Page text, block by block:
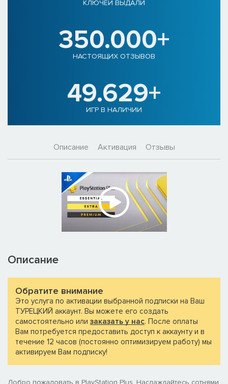
КЛЮЧЕЙ ВЫДАЛИ
350.000+
НАСТОЯЩИХ ОТЗЫВОВ
49.629+
ИГР В НАЛИЧИИ
Описание Активация Отзывы
Описание
Обратите внимание
Это услуга по активации выбранной подписки на Ваш
ТУРЕЦКИЙ аккаунт. Вы можете его создать
самостоятельно или заказать у нас. После оплаты
Вам потребуется предоставить доступ к аккаунту и в
течение 12 часов (постоянно оптимизируем работу) мы
активируем Вам подписку!
Добро пожаловать в PlayStation Plus. Наслаждайтесь сотнями